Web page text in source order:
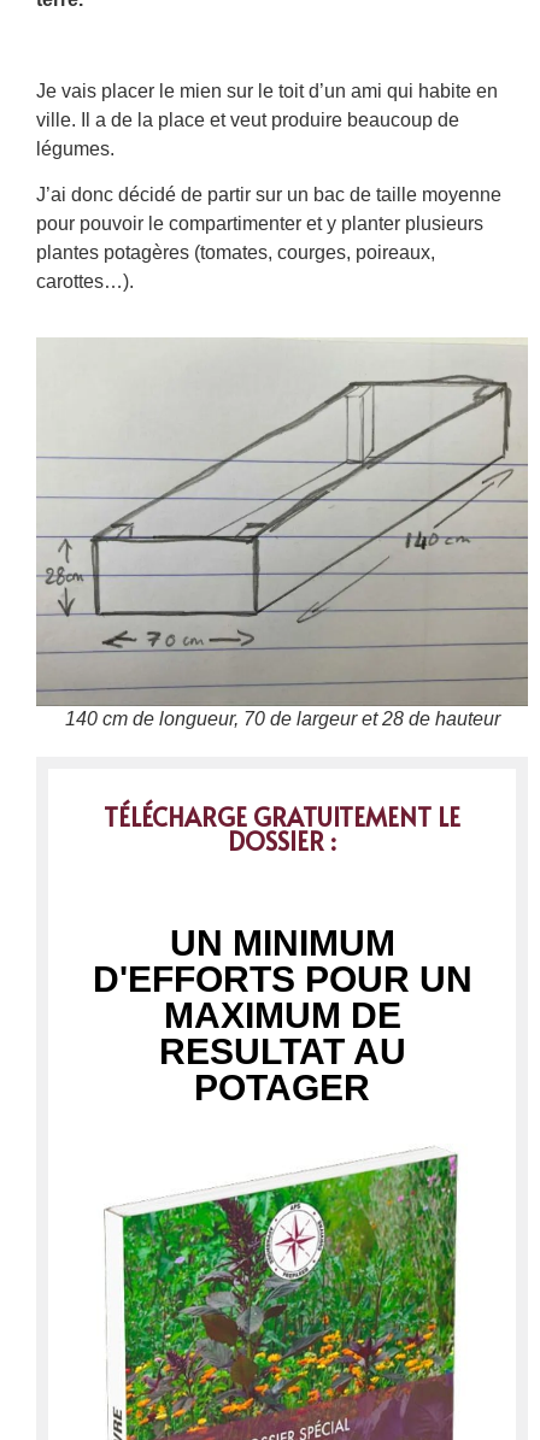
Je vais placer le mien sur le toit d’un ami qui habite en
ville. Il a de la place et veut produire beaucoup de
légumes.
J’ai donc décidé de partir sur un bac de taille moyenne
pour pouvoir le compartimenter et y planter plusieurs
plantes potagères (tomates, courges, poireaux,
carottes…).
140 cm de longueur, 70 de largeur et 28 de hauteur
TÉLÉCHARGE GRATUITEMENT LE
DOSSIER :
UN MINIMUM
D'EFFORTS POUR UN
MAXIMUM DE
RESULTAT AU
POTAGER